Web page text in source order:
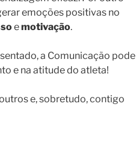
emoções positivas no
emotivação.
a Comunicação pode
e na atitude do atleta!
e, sobretudo, contigo